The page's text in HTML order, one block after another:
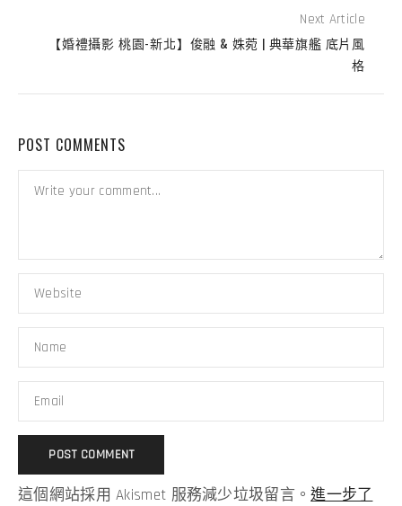
Next Article
【婚禮攝影 桃園-新北】俊融 & 姝菀 | 典華旗艦 底片風
格
POST COMMENTS
這個網站採用 Akismet 服務減少垃圾留言。進一步了